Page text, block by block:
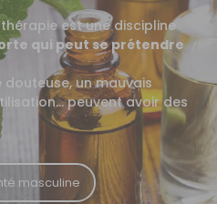
est une discipline
qui peut se prétendre
un mauvais
peuvent avoir des
masculine